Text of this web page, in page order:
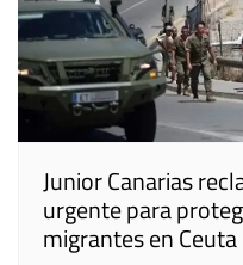
Junior Canarias
urgente para
migrantes en Ceuta